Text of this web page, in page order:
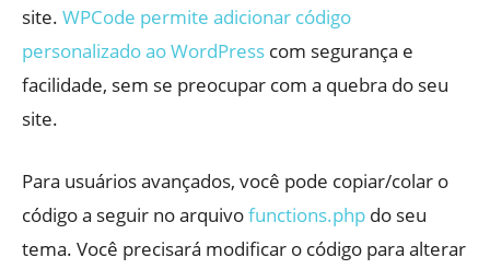
site. WPCode permite adicionar código
personalizado ao WordPress com segurança e
facilidade, sem se preocupar com a quebra do seu
site.
Para usuários avançados, você pode copiar/colar o
código a seguir no arquivofunctions.php do seu
tema. Você precisará modificar o código para alterar